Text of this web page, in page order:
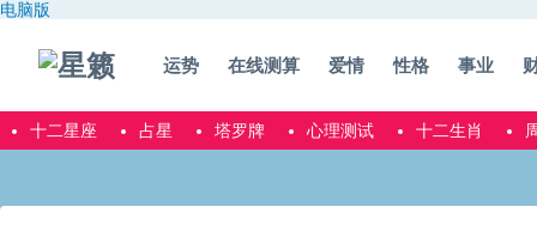
电脑版
运势 在线测算 爱情 性格 事业
十二星座 占星 塔罗牌 心理测试 十二生肖